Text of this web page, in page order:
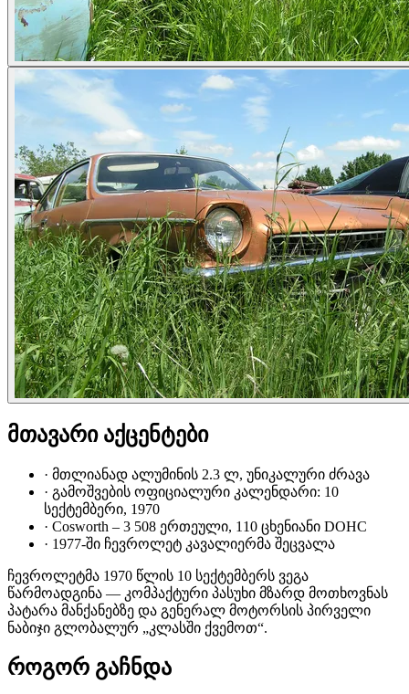
მთავარი აქცენტები
· მთლიანად ალუმინის 2.3 ლ, უნიკალური ძრავა
· გამოშვების ოფიციალური კალენდარი: 10
სექტემბერი, 1970
· Cosworth – 3 508 ერთეული, 110 ცხენიანი DOHC
· 1977-ში ჩევროლეტ კავალიერმა შეცვალა
ჩევროლეტმა 1970 წლის 10 სექტემბერს ვეგა
წარმოადგინა — კომპაქტური პასუხი მზარდ მოთხოვნას
პატარა მანქანებზე და გენერალ მოტორსის პირველი
ნაბიჯი გლობალურ „კლასში ქვემოთ“.
როგორ გაჩნდა